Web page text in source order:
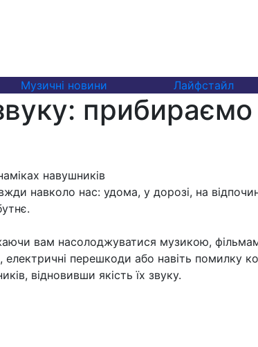
Музичні новини
Лайфстайл
навколо нас: удома, у дорозі, на
вам насолоджуватися музикою,
перешкоди або навіть помилку
відновивши якість їх звуку.